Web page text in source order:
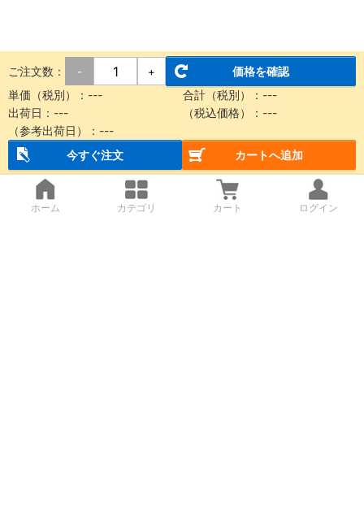
ご注文数： - +
価格を確認
単価（税別）： --- 合計（税別）： ---
出荷日： --- （税込価格）： ---
（参考出荷日）： ---
今すぐ注文
カートへ追加
ホーム カテゴリ カート ログイン